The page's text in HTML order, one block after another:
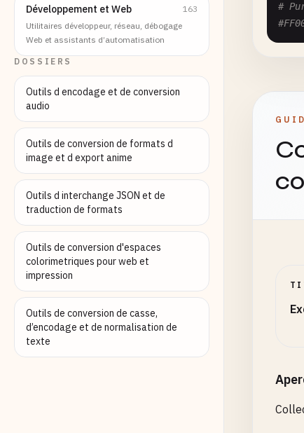
Développement et Web
163
Utilitaires développeur, réseau, débogage
Web et assistants d’automatisation
DOSSIERS
Outils d encodage et de conversion
audio
Outils de conversion de formats d
image et d export anime
Outils d interchange JSON et de
traduction de formats
Outils de conversion d'espaces
colorimetriques pour web et
impression
Outils de conversion de casse,
d’encodage et de normalisation de
texte
#
#
#
#